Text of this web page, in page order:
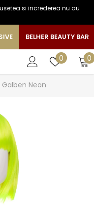
si increderea nu au
BELHER BEAUTY BAR
0 Liste
00
Galben Neon